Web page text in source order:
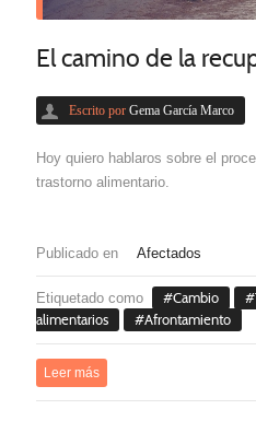
El camino de la
Escrito por Gema García Marco
Hoy quiero hablaros sobre el
trastorno alimentario.
Publicado en Afectados
Etiquetado como Cambio
alimentarios
Afrontamiento
Leer más